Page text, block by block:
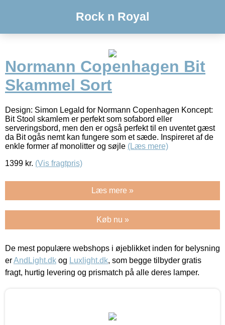
Rock n Royal
Normann Copenhagen Bit
Skammel Sort
Design: Simon Legald for Normann Copenhagen Koncept:
Bit Stool skamlem er perfekt som sofabord eller
serveringsbord, men den er også perfekt til en uventet gæst
da Bit ogås nemt kan fungere som et sæde. Inspireret af de
enkle former af monolitter og søjle (Læs mere)
1399 kr. (Vis fragtpris)
Læs mere »
Køb nu »
De mest populære webshops i øjeblikket inden for belysning
erAndLight.dk og Luxlight.dk, som begge tilbyder gratis
fragt, hurtig levering og prismatch på alle deres lamper.